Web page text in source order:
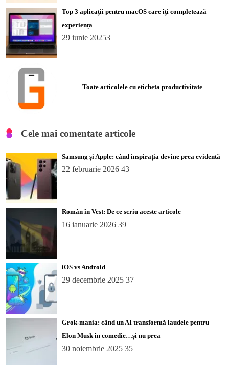
Top 3 aplicații pentru macOS care îți completează
experiența
29 iunie 20253
Toate articolele cu eticheta productivitate
Cele mai comentate articole
Samsung și Apple: când inspirația devine prea evidentă
22 februarie 2026 43
Român în Vest: De ce scriu aceste articole
16 ianuarie 2026 39
iOS vs Android
29 decembrie 2025 37
Grok-mania: când un AI transformă laudele pentru
Elon Musk în comedie…și nu prea
30 noiembrie 2025 35